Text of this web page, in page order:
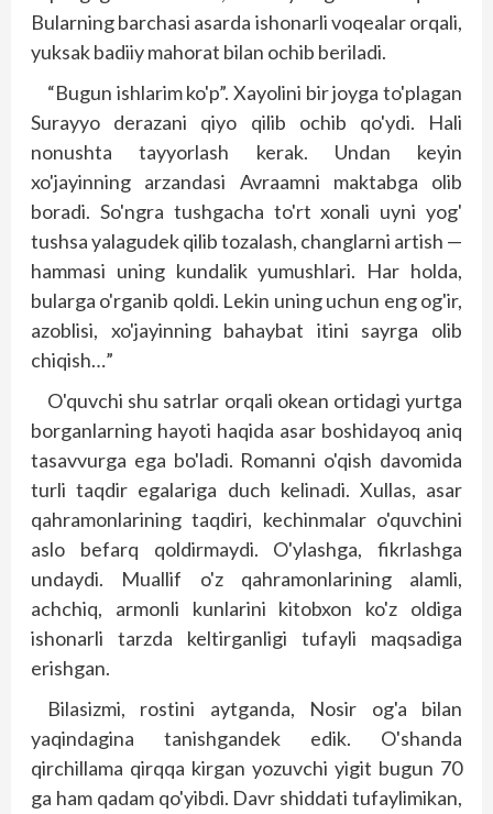
Bularning barchasi asarda ishonarli voqealar orqali,
yuksak badiiy mahorat bilan ochib beriladi.
“Bugun ishlarim ko'p”. Xayolini bir joyga to'plagan
Surayyo derazani qiyo qilib ochib qo'ydi. Hali
nonushta tayyorlash kerak. Undan keyin
xo'jayinning arzandasi Avraamni maktabga olib
boradi. So'ngra tushgacha to'rt xonali uyni yog'
tushsa yalagudek qilib tozalash, changlarni artish —
hammasi uning kundalik yumushlari. Har holda,
bularga o'rganib qoldi. Lekin uning uchun eng og'ir,
azoblisi, xo'jayinning bahaybat itini sayrga olib
chiqish…”
O'quvchi shu satrlar orqali okean ortidagi yurtga
borganlarning hayoti haqida asar boshidayoq aniq
tasavvurga ega bo'ladi. Romanni o'qish davomida
turli taqdir egalariga duch kelinadi. Xullas, asar
qahramonlarining taqdiri, kechinmalar o'quvchini
aslo befarq qoldirmaydi. O'ylashga, fikrlashga
undaydi. Muallif o'z qahramonlarining alamli,
achchiq, armonli kunlarini kitobxon ko'z oldiga
ishonarli tarzda keltirganligi tufayli maqsadiga
erishgan.
Bilasizmi, rostini aytganda, Nosir og'a bilan
yaqindagina tanishgandek edik. O'shanda
qirchillama qirqqa kirgan yozuvchi yigit bugun 70
ga ham qadam qo'yibdi. Davr shiddati tufaylimikan,